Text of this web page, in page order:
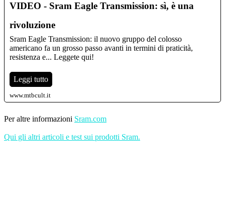
VIDEO - Sram Eagle Transmission: sì, è una
rivoluzione
Sram Eagle Transmission: il nuovo gruppo del colosso
americano fa un grosso passo avanti in termini di praticità,
resistenza e... Leggete qui!
Leggi tutto
www.mtbcult.it
Per altre informazioni Sram.com
Qui gli altri articoli e test sui prodotti Sram.